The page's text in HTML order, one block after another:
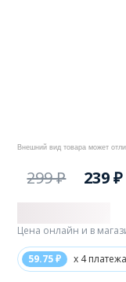
Внешний вид товара может
299 ₽ 239 ₽
59.75 ₽ x 4
Цена онлайн и в